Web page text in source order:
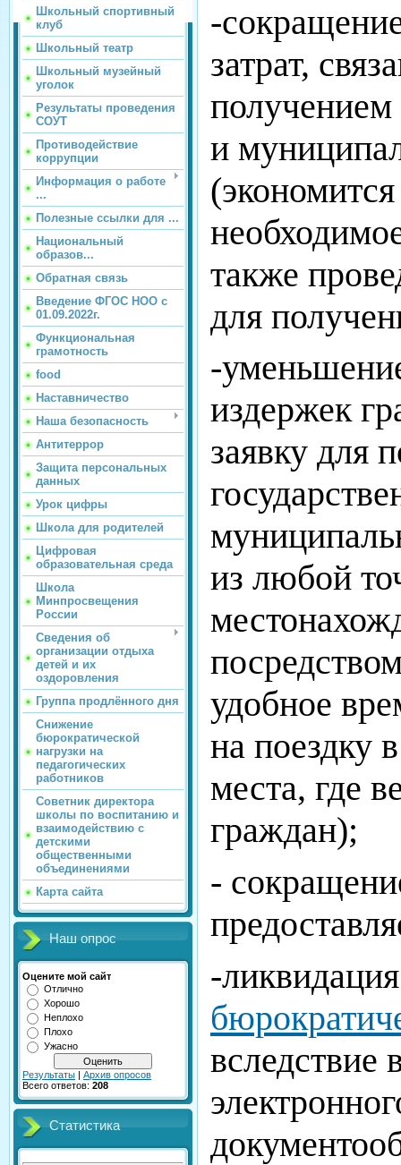
Школьный спортивный
клуб
Школьный театр
Школьный музейный
уголок
Результаты проведения
СОУТ
Противодействие
коррупции
Информация о работе
...
Полезные ссылки для ...
Национальный
образов...
Обратная связь
Введение ФГОС НОО с
01.09.2022г.
Функциональная
грамотность
food
Наставничество
Наша безопасность
Антитеррор
Защита персональных
данных
Урок цифры
Школа для родителей
Цифровая
образовательная среда
Школа
Минпросвещения
России
Сведения об
организации отдыха
детей и их
оздоровления
Группа продлённого дня
Снижение
бюрократической
нагрузки на
педагогических
работников
Советник директора
школы по воспитанию и
взаимодействию с
детскими
общественными
объединениями
Карта сайта
Наш опрос
Оцените мой сайт
Отлично
Хорошо
Неплохо
Плохо
Ужасно
Результаты | Архив опросов
Всего ответов: 208
Статистика
-
затрат,
получением
и
также
для
-
издержек
заявку для
из любой
удобное
на поездку
места, где
граждан);
-
-ликвидация
вследствие